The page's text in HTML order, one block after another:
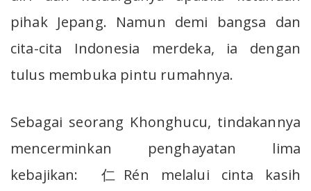
pihak Jepang. Namun demi bangsa dan
cita-cita Indonesia merdeka, ia dengan
tulus membuka pintu rumahnya.
Sebagai seorang Khonghucu, tindakannya
mencerminkan penghayatan lima
kebajikan: 仁Rén melalui cinta kasih